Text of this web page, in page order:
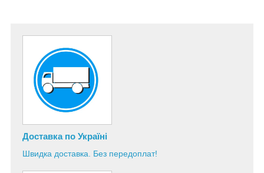
Доставка по Україні
Швидка доставка. Без передоплат!